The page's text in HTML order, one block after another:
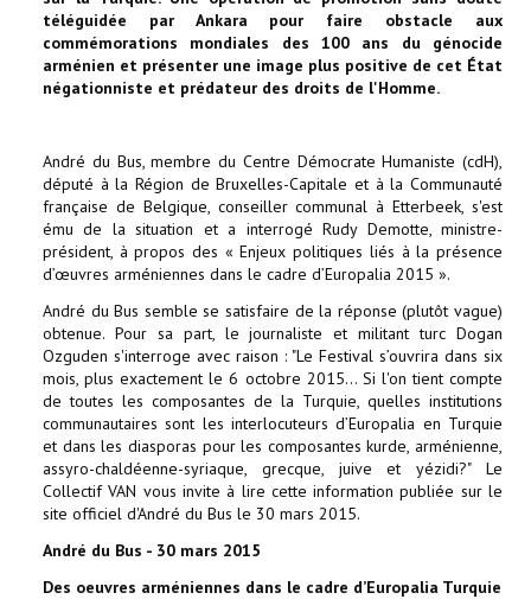
téléguidée par Ankara pour faire obstacle aux
commémorations mondiales des 100 ans du génocide
arménien et présenter une image plus positive de cet État
négationniste et prédateur des droits de l'Homme.
André du Bus, membre du Centre Démocrate Humaniste (cdH),
député à la Région de Bruxelles-Capitale et à la Communauté
française de Belgique, conseiller communal à Etterbeek, s'est
ému de la situation et a interrogé Rudy Demotte, ministre-
président, à propos des « Enjeux politiques liés à la présence
d’œuvres arméniennes dans le cadre d’Europalia 2015 ».
André du Bus semble se satisfaire de la réponse (plutôt vague)
obtenue. Pour sa part, le journaliste et militant turc Dogan
Ozguden s'interroge avec raison : "Le Festival s’ouvrira dans six
mois, plus exactement le 6 octobre 2015… Si l'on tient compte
de toutes les composantes de la Turquie, quelles institutions
communautaires sont les interlocuteurs d’Europalia en Turquie
et dans les diasporas pour les composantes kurde, arménienne,
assyro-chaldéenne-syriaque, grecque, juive et yézidi?" Le
Collectif VAN vous invite à lire cette information publiée sur le
site officiel d'André du Bus le 30 mars 2015.
André du Bus - 30 mars 2015
Des oeuvres arméniennes dans le cadre d’Europalia Turquie